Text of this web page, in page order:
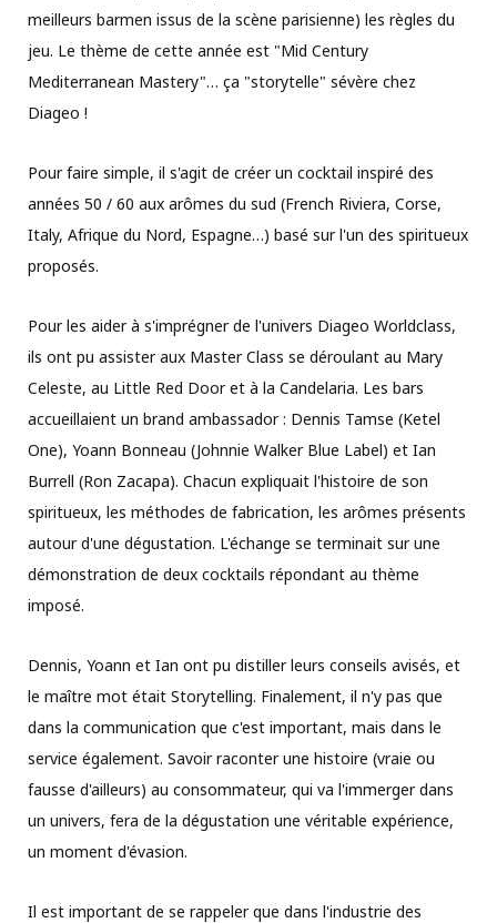
meilleurs barmen issus de la scène parisienne) les règles du
jeu. Le thème de cette année est "Mid Century
Mediterranean Mastery"… ça "storytelle" sévère chez
Diageo !
Pour faire simple, il s'agit de créer un cocktail inspiré des
années 50 / 60 aux arômes du sud (French Riviera, Corse,
Italy, Afrique du Nord, Espagne…) basé sur l'un des spiritueux
proposés.
Pour les aider à s'imprégner de l'univers Diageo Worldclass,
ils ont pu assister aux Master Class se déroulant au Mary
Celeste, au Little Red Door et à la Candelaria. Les bars
accueillaient un brand ambassador : Dennis Tamse (Ketel
One), Yoann Bonneau (Johnnie Walker Blue Label) et Ian
Burrell (Ron Zacapa). Chacun expliquait l'histoire de son
spiritueux, les méthodes de fabrication, les arômes présents
autour d'une dégustation. L'échange se terminait sur une
démonstration de deux cocktails répondant au thème
imposé.
Dennis, Yoann et Ian ont pu distiller leurs conseils avisés, et
le maître mot était Storytelling. Finalement, il n'y pas que
dans la communication que c'est important, mais dans le
service également. Savoir raconter une histoire (vraie ou
fausse d'ailleurs) au consommateur, qui va l'immerger dans
un univers, fera de la dégustation une véritable expérience,
un moment d'évasion.
Il est important de se rappeler que dans l'industrie des